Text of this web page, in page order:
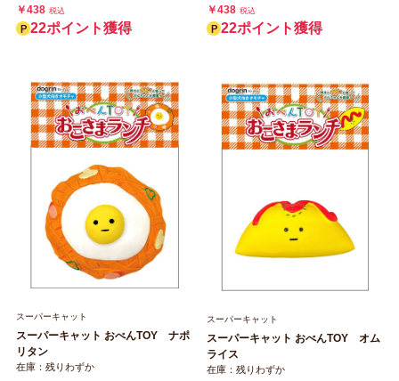
￥438 税込
22ポイント獲得
￥438 税込
22ポイント獲得
スーパーキャット
スーパーキャット おべんTOY ナポ
リタン
在庫：残りわずか
スーパーキャット
スーパーキャット おべんTOY オム
ライス
在庫：残りわずか